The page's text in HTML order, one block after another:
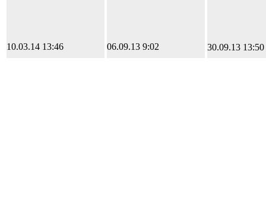
10.03.14 13:46 06.09.13 9:02 30.09.13 13:50